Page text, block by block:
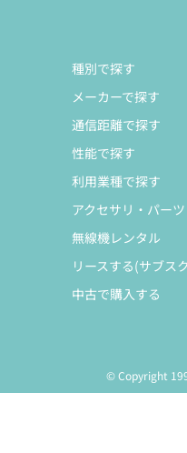
種別で探す
メーカーで探す
通信距離で探す
性能で探す
利用業種で探す
アクセサリ・パーツ
無線機レンタル
リースする(サブス
中古で購入する
© Copyright